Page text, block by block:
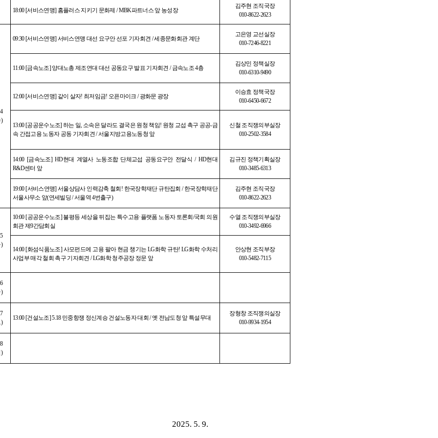
18:00 [서비스연맹] 홈플러스 지키기 문화제/ MBK파트너스 앞 농성장
김주현 조직국장
010-8622-2623
)
09:30 [서비스연맹] 서비스연맹 대선 요구안 선포 기자회견 /세종문화회관 계단
고은영 교선실장
010-7246-8221
11:00 [금속노조] 양대노총 제조연대 대선 공동요구 발표 기자회견/금속노조4층
김상민 정책실장
010-6310-9490
12:00 [서비스연맹] 같이 살자! 최저임금! 오픈마이크/광화문 광장
이승효 정책국장
010-6450-6672
13:00 [공공운수노조]하는 일, 소속은 달라도 결국은 원청 책임! 원청 교섭 촉구 공공-금
속 간접고용 노동자 공동 기자회견/서울지방고용노동청 앞
신철 조직쟁의부실장
010-2502-3584
14:00 [금속노조] HD현대 계열사 노동조합 단체교섭 공동요구안 전달식/ HD현대
R&D센터 앞
김규진 정책기획실장
010-3485-6313
19:00 [서비스연맹]서울상담사 인력감축 철회 ! 한국장학재단 규탄집회/한국장학재단
서울사무소 앞(연세빌딩/서울역4번출구)
김주현 조직국장
010-8622-2623
)
10:00 [공공운수노조] 불평등 세상을 뒤집는 특수고용·플랫폼 노동자 토론회 /국회 의원
회관 제9간담회실
수열 조직쟁의부실장
010-3492-6966
14:00 [화섬식품노조] 사모펀드에 고용 팔아 현금 챙기는LG화학 규탄! LG화학 수처리
사업부 매각 철회 촉구 기자회견 / LG화학 청주공장 정문 앞
안상현 조직부장
010-5482-7115
)
)
13:00 [건설노조] 5.18 민중항쟁 정신계승 건설노동자 대회/옛 전남도청 앞 특설무대
장형창 조직쟁의실장
010-9934-1954
)
2025. 5. 9.